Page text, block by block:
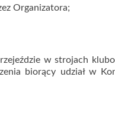
Organizatora;
w strojach
biorący udział w